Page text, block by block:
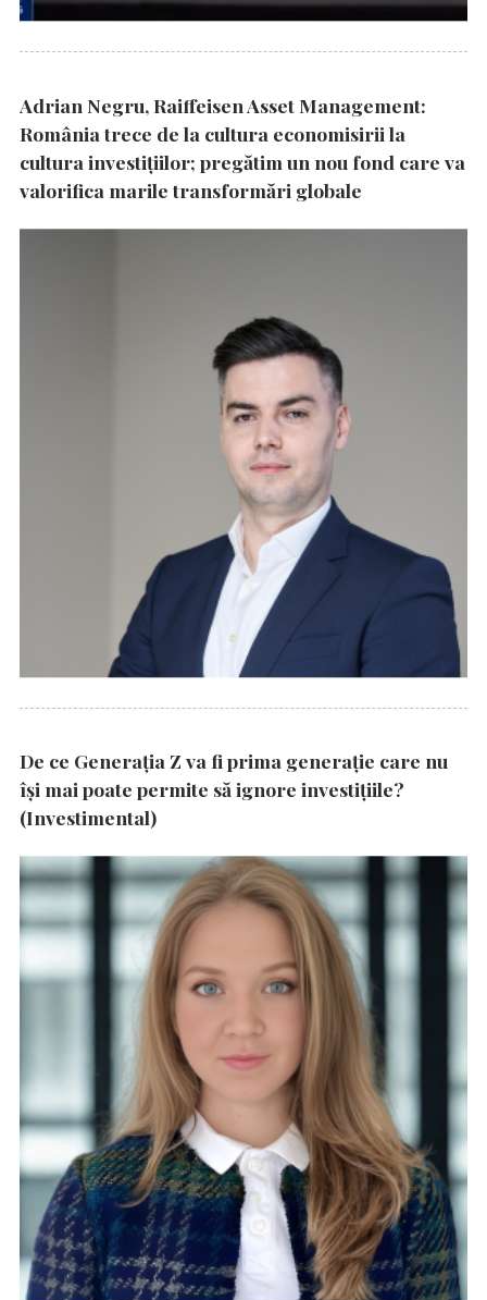
Adrian Negru, Raiffeisen Asset Management:
România trece de la cultura economisirii la
cultura investițiilor; pregătim un nou fond care va
valorifica marile transformări globale
De ce Generația Z va fi prima generație care nu
își mai poate permite să ignore investițiile?
(Investimental)